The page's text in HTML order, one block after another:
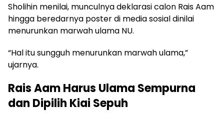
Sholihin menilai, munculnya deklarasi calon Rais Aam
hingga beredarnya poster di media sosial dinilai
menurunkan marwah ulama NU.
“Hal itu sungguh menurunkan marwah ulama,”
ujarnya.
Rais Aam Harus Ulama Sempurna
dan Dipilih Kiai Sepuh